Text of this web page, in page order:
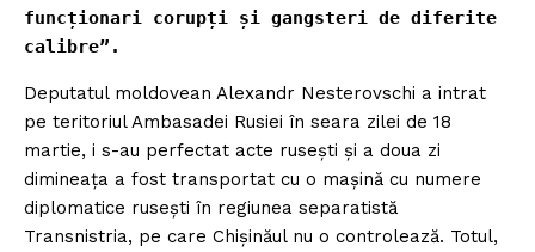
funcționari corupți și gangsteri de diferite
calibre”.
Deputatul moldovean Alexandr Nesterovschi a intrat
pe teritoriul Ambasadei Rusiei în seara zilei de 18
martie, i s-au perfectat acte rusești și a doua zi
dimineața a fost transportat cu o mașină cu numere
diplomatice rusești în regiunea separatistă
Transnistria, pe care Chișinăul nu o controlează. Totul,